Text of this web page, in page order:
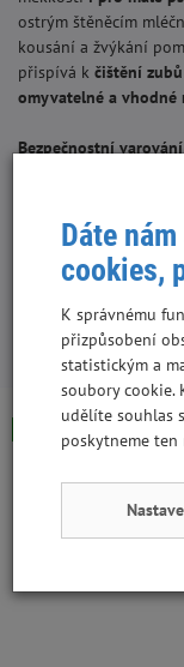
ostrým štěněcím
kousání a žvýkání
přispívá k čištění
omyvatelné a vhodné
Bezpečnostní
rozbitou nebo
vyhoďte/vyměňte.
S tímto
Dáte
cookies,
K správnému
přizpůsobení
statistickým a
soubory cookie.
udělíte souhlas
poskytneme